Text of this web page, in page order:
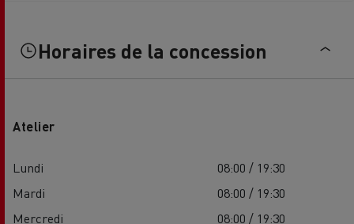
Horaires de la concession
Atelier
Lundi
08:00 / 19:30
Mardi
08:00 / 19:30
Mercredi
08:00 / 19:30